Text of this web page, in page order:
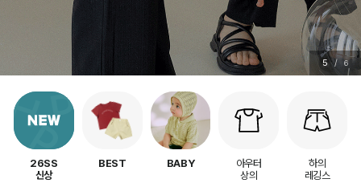
5 / 6
26SS
신상
BEST BABY
아우터
상의
하의
레깅스